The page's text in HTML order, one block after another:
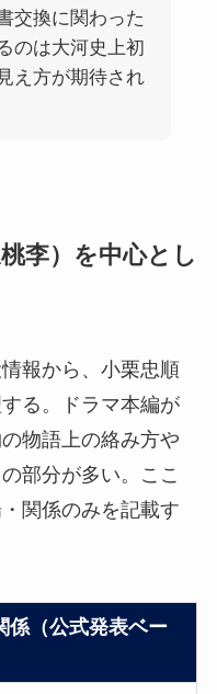
交換に関わった
のは大河史上初
え方が期待され
李）を中心とし
報から、小栗忠順
る。ドラマ本編が
物語上の絡み方や
部分が多い。ここ
関係のみを記載す
係（公式発表ベー